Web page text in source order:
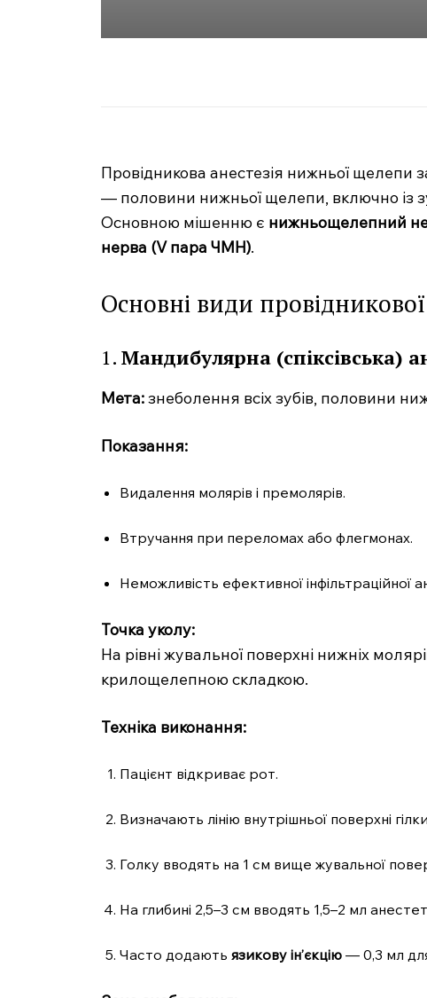
Провідникова анестезія нижньої щелепи
— половини нижньої щелепи, включно із
Основною мішенню є нижньощелепний
нерва (V пара ЧМН).
Основні види
1. Мандибулярна (спіксівська)
Мета:знеболення всіх зубів, половини
Показання:
Видалення молярів і премолярів.
Втручання при переломах або флегмонах.
Неможливість ефективної інфільтраційної
Точка уколу:
На рівні жувальної поверхні нижніх
крилощелепною складкою.
Техніка виконання:
Пацієнт відкриває рот.
Визначають лінію внутрішньої поверхні
Голку вводять на 1 см вище жувальної
На глибині 2,5–3 см вводять 1,5–2 мл
Часто додають язикову ін’єкцію — 0,3 мл